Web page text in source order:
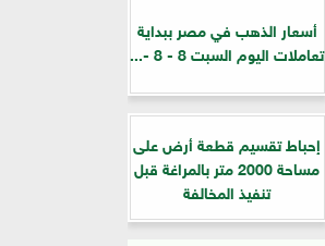
أسعار الذهب في مصر ببداية
تعاملات اليوم السبت 8 - 8 -...
إحباط تقسيم قطعة أرض على
مساحة 2000 متر بالمراغة قبل
تنفيذ المخالفة